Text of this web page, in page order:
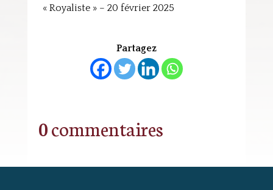
« Royaliste » – 20 février 2025
Partagez
0 commentaires